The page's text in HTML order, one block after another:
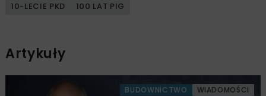
10-LECIE PKD
100 LAT PIG
Artykuły
BUDOWNICTWO WIADOMOŚCI